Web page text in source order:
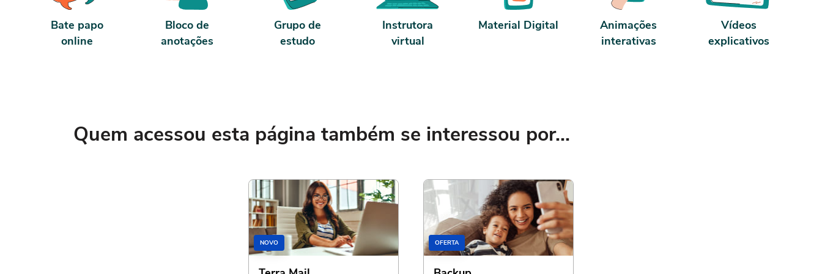
Bate papo
online
Bloco de
anotações
Grupo de
estudo
Instrutora
virtual
Material Digital
Animações
interativas
Vídeos
explicativos
Quem acessou esta página também se interessou por...
NOVO OFERTA